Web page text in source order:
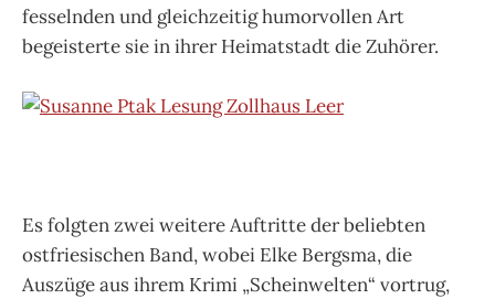
fesselnden und gleichzeitig humorvollen Art
begeisterte sie in ihrer Heimatstadt die Zuhörer.
Es folgten zwei weitere Auftritte der beliebten
ostfriesischen Band, wobei Elke Bergsma, die
Auszüge aus ihrem Krimi „Scheinwelten“ vortrug,